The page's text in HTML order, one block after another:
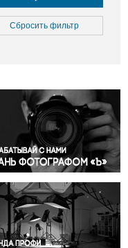
Культура
Медицина
Окружающая среда
Политика
Правосудие
Происшествия и конфликты
Религия
Светская жизнь
Спорт
Экология
Экономика и бизнес
Сбросить фильтр